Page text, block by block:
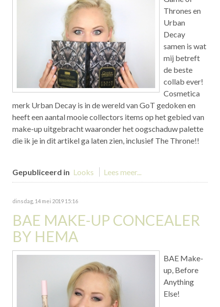
Thrones en
Urban
Decay
samen is wat
mij betreft
de beste
collab ever!
Cosmetica
merk Urban Decay is in de wereld van GoT gedoken en
heeft een aantal mooie collectors items op het gebied van
make-up uitgebracht waaronder het oogschaduw palette
die ik je in dit artikel ga laten zien, inclusief The Throne!!
Gepubliceerd in Looks Lees meer...
dinsdag, 14 mei 2019 15:16
BAE MAKE-UP CONCEALER
BY HEMA
BAE Make-
up, Before
Anything
Else!